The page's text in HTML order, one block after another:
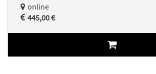
online
445,00 €